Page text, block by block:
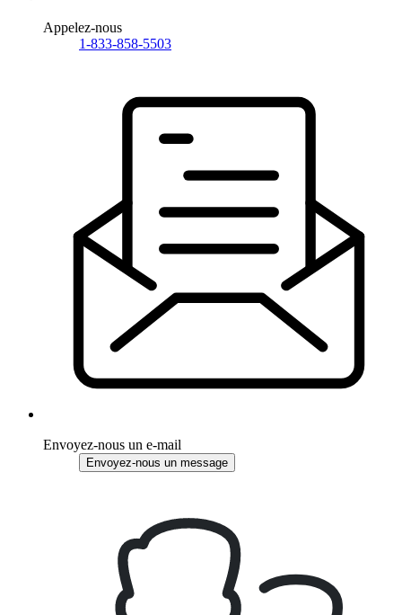
Appelez-nous
1-833-858-5503
Envoyez-nous un e-mail
Envoyez-nous un message